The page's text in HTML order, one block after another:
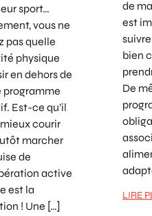
sport…
vous ne
pas quelle
physique
en dehors de
programme
Est-ce qu’il
courir
marcher
de
active
est la
! Une […]
de
est
bien
De
LIRE